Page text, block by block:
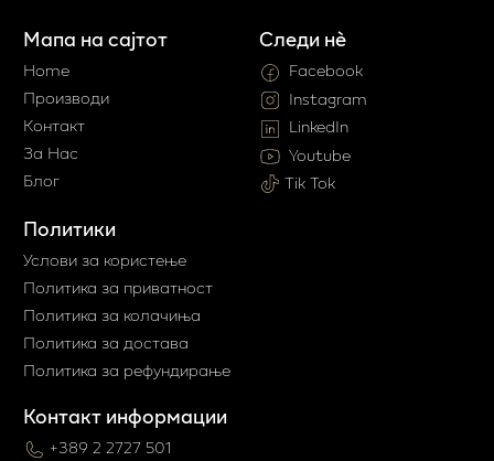
Мапа на сајтот
Home
Производи
Контакт
За Нас
Блог
Политики
Услови за користење
Политика за приватност
Политика за колачиња
Политика за достава
Политика за рефундирање
Контакт информации
+389 2 2727 501
Следи нè
Facebook
Instagram
LinkedIn
Youtube
Tik Tok